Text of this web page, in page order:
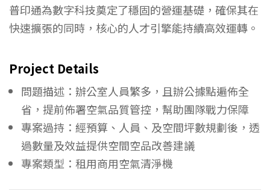
普印通為數字科技奠定了穩固的營運基礎，確保其在
快速擴張的同時，核心的人才引擎能持續高效運轉。
Project Details
問題描述：辦公室人員繁多，且辦公據點遍佈全
省，提前佈署空氣品質管控，幫助團隊戰力保障
專案過持：經預算、人員、及空間坪數規劃後，透
過數量及效益提供空間空品改善建議
專案類型：租用商用空氣清淨機